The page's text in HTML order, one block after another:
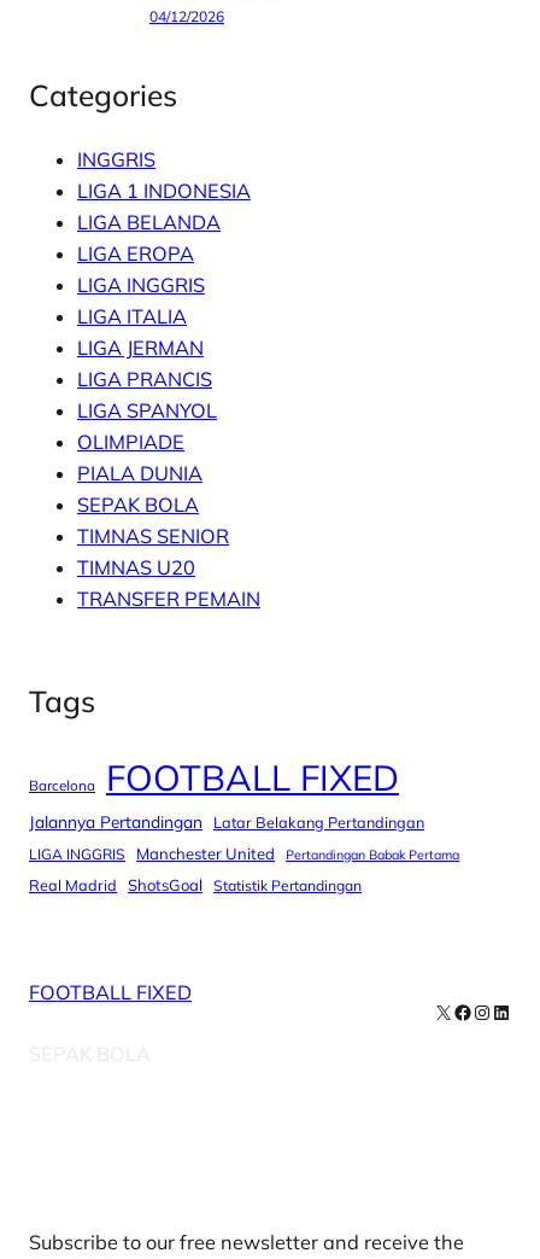
04/12/2026
Categories
INGGRIS
LIGA 1 INDONESIA
LIGA BELANDA
LIGA EROPA
LIGA INGGRIS
LIGA ITALIA
LIGA JERMAN
LIGA PRANCIS
LIGA SPANYOL
OLIMPIADE
PIALA DUNIA
SEPAK BOLA
TIMNAS SENIOR
TIMNAS U20
TRANSFER PEMAIN
Tags
Barcelona FOOTBALL FIXED
Jalannya Pertandingan Latar Belakang Pertandingan
LIGA INGGRIS Manchester United Pertandingan Babak Pertama
Real Madrid ShotsGoal Statistik Pertandingan
FOOTBALL FIXED
SEPAK BOLA
X Facebook
Subscribe to our free newsletter and receive the